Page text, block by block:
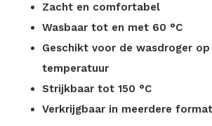
Zacht en comfortabel
Wasbaar tot en met 60 °C
Geschikt voor de wasdroger op
temperatuur
Strijkbaar tot 150 °C
Verkrijgbaar in meerdere